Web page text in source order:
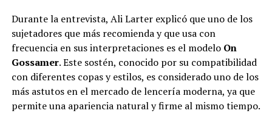
Durante la entrevista, Ali Larter explicó que uno de los
sujetadores que más recomienda y que usa con
frecuencia en sus interpretaciones es el modelo On
Gossamer. Este sostén, conocido por su compatibilidad
con diferentes copas y estilos, es considerado uno de los
más astutos en el mercado de lencería moderna, ya que
permite una apariencia natural y firme al mismo tiempo.